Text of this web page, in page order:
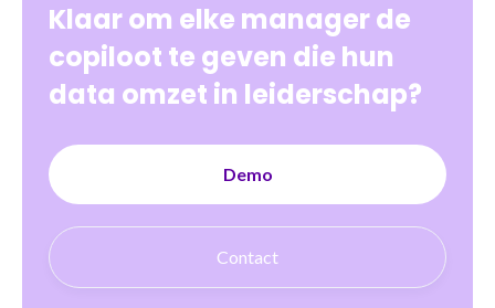
Klaar om elke manager de
copiloot te geven die hun
data omzet in leiderschap?
Demo
Contact